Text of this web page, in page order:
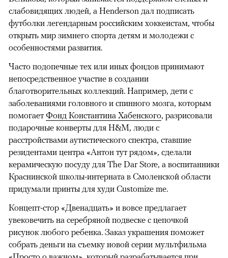
слабовидящих людей, а Henderson дал подписать
футболки легендарным российским хоккеистам, чтобы
открыть мир зимнего спорта детям и молодежи с
особенностями развития.
Часто подопечные тех или иных фондов принимают
непосредственное участие в создании
благотворительных коллекций. Например, дети с
заболеваниями головного и спинного мозга, которым
помогает Фонд Константина Хабенского, разрисовали
подарочные конверты для H&M, люди с
расстройствами аутистического спектра, ставшие
резидентами центра «Антон тут рядом», сделали
керамическую посуду для The Dar Store, а воспитанники
Краснинской школы-интерната в Смоленской области
придумали принты для худи Customize me.
Концепт-стор «Двенадцать» и вовсе предлагает
увековечить на серебряной подвеске с цепочкой
рисунок любого ребенка. Заказ украшения поможет
собрать деньги на съемку новой серии мультфильма